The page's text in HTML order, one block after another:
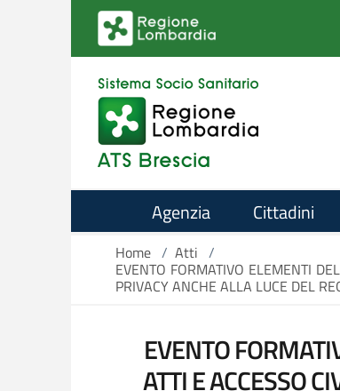
Salta al contenuto principale
Agenzia Cittadini
Home / Atti /
EVENTO FORMATIVO ELEMENTI
PRIVACY ANCHE ALLA LUCE DEL
EVENTO
ATTI E ACCESSO